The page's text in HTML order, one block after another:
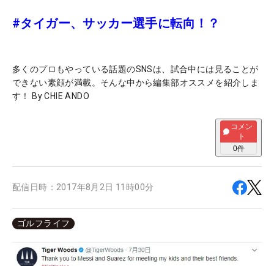
#タイガー、サッカー選手に転向！？
多くのプロもやっている話題のSNSは、試合中には見ることが
できない素顔が満載。そんな中から編集部オススメを紹介しま
す！ By CHIE ANDO
コメン
ト
0件
配信日時： 2017年8月2日 11時00分
ゴルフライフ